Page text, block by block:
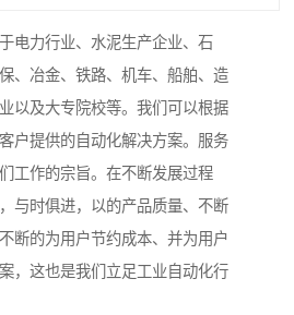
电力行业、水泥生产企业、石
、冶金、铁路、机车、船舶、造
以及大专院校等。我们可以根据
户提供的自动化解决方案。服务
工作的宗旨。在不断发展过程
与时俱进，以的产品质量、不断
断的为用户节约成本、并为用户
，这也是我们立足工业自动化行